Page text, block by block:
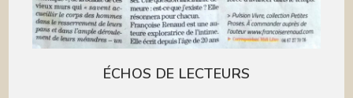
ÉCHOS DE LECTEURS